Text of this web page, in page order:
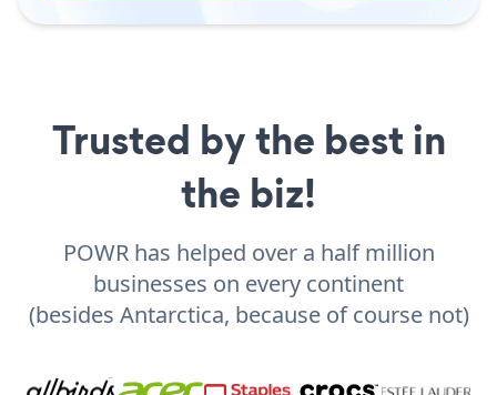
Trusted by the best in
the biz!
POWR has helped over a half million
businesses on every continent
(besides Antarctica, because of course not)